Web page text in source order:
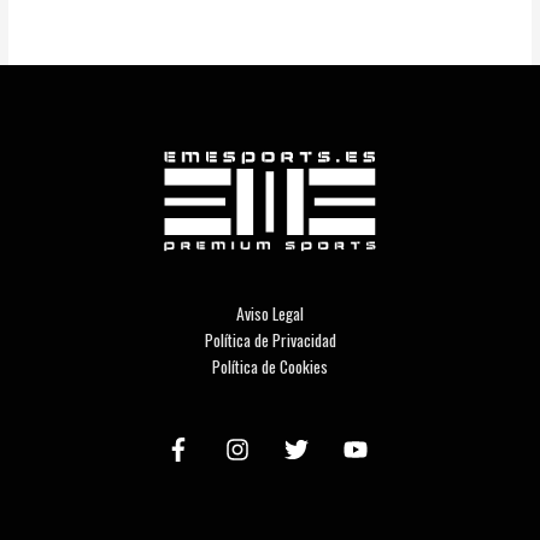
Aviso Legal
Política de Privacidad
Política de Cookies